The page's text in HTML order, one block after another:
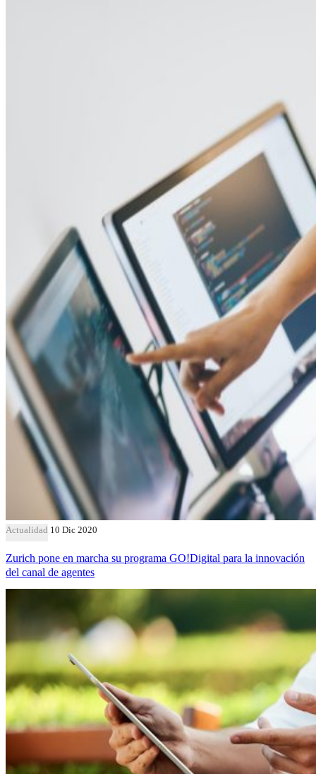
Actualidad 10 Dic 2020
Zurich pone en marcha su programa GO!Digital para la innovación
del canal de agentes